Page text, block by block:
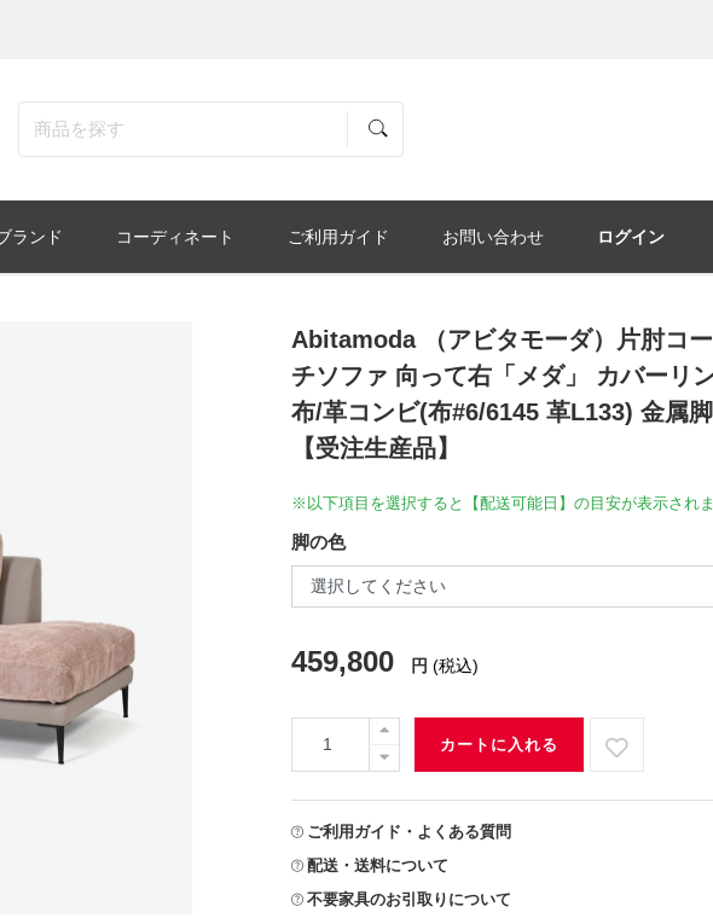
ランド コーディネート ご利用ガイド お問い合わせ ログイン
Abitamoda （アビタモーダ）片肘コ
チソファ 向って右「メダ」 カバーリ
布/革コンビ(布#6/6145 革L133) 金属
【受注生産品】
※以下項目を選択すると【配送可能日】の目安が表示され
脚の色
459,800 円 (税込)
カートに入れる
ご利用ガイド・よくある質問
配送・送料について
不要家具のお引取りについて